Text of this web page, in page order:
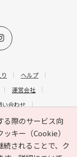
る際のサービス向
キー（Cookie）
されることで、ク
ヘルプ
運営会社
い合わせ
わせ